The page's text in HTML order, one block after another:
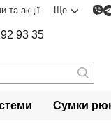
та акції Ще
93 35
Сумки